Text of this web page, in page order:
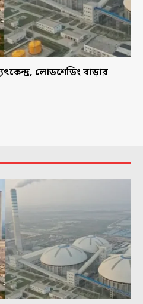
লোডশেডিং বাড়ার